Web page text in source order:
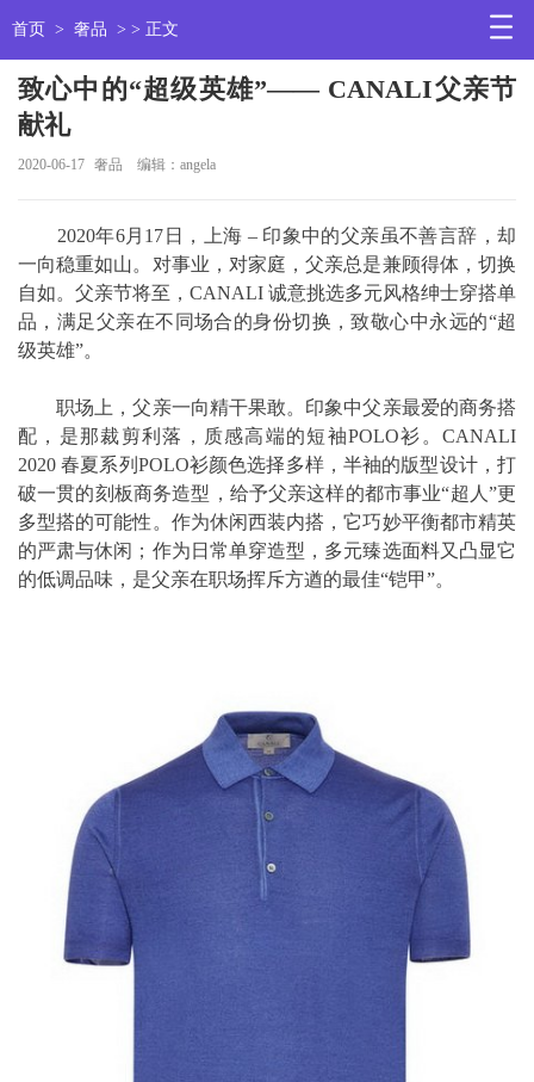
首页 > 奢品 > > 正文
致心中的“超级英雄”—— CANALI父亲节
献礼
2020-06-17 奢品 编辑：angela
2020年6月17日，上海 – 印象中的父亲虽不善言辞，却
一向稳重如山。对事业，对家庭，父亲总是兼顾得体，切换
自如。父亲节将至，CANALI 诚意挑选多元风格绅士穿搭单
品，满足父亲在不同场合的身份切换，致敬心中永远的“超
级英雄”。
职场上，父亲一向精干果敢。印象中父亲最爱的商务搭
配，是那裁剪利落，质感高端的短袖POLO衫。CANALI
2020 春夏系列POLO衫颜色选择多样，半袖的版型设计，打
破一贯的刻板商务造型，给予父亲这样的都市事业“超人”更
多型搭的可能性。作为休闲西装内搭，它巧妙平衡都市精英
的严肃与休闲；作为日常单穿造型，多元臻选面料又凸显它
的低调品味，是父亲在职场挥斥方遒的最佳“铠甲”。